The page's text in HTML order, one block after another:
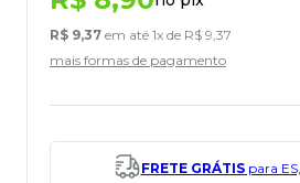
R$ 9,37 em até 1x de R$ 9,37
mais formas de pagamento
FRETE GRÁTISpara